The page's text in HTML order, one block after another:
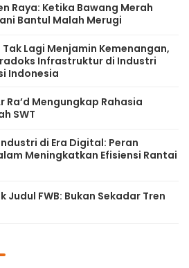
Raya: Ketika Bawang Merah
Bantul Malah Merugi
Lagi Menjamin Kemenangan,
Infrastruktur di Industri
Indonesia
Ra’d Mengungkap Rahasia
SWT
di Era Digital: Peran
Meningkatkan Efisiensi Rantai
Judul FWB: Bukan Sekadar Tren